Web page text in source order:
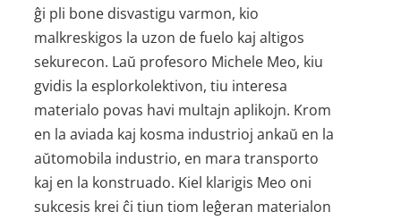
ĝi pli bone disvastigu varmon, kio
malkreskigos la uzon de fuelo kaj altigos
sekurecon. Laŭ profesoro Michele Meo, kiu
gvidis la esplorkolektivon, tiu interesa
materialo povas havi multajn aplikojn. Krom
en la aviada kaj kosma industrioj ankaŭ en la
aŭtomobila industrio, en mara transporto
kaj en la konstruado. Kiel klarigis Meo oni
sukcesis krei ĉi tiun tiom leĝeran materialon